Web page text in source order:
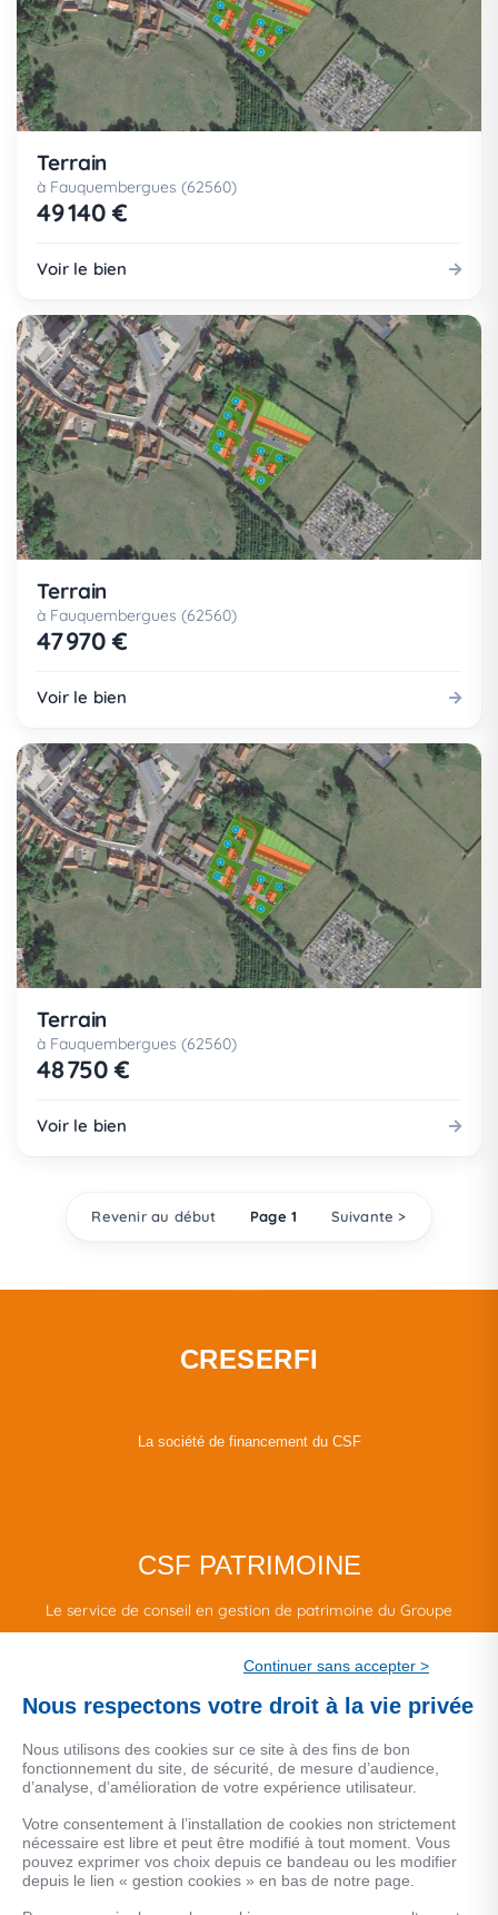
Terrain
à Fauquembergues (62560)
49 140 €
Voir le bien
Terrain
à Fauquembergues (62560)
47 970 €
Voir le bien
Terrain
à Fauquembergues (62560)
48 750 €
Voir le bien
Revenir au début Page 1 Suivante >
CRESERFI
La société de financement du CSF
CSF PATRIMOINE
Le service de conseil en gestion de patrimoine du Groupe
MENTIONS LEGALES
Données personnelles
Continuer sans accepter >
Nous respectons votre droit à la vie privée
Nous utilisons des cookies sur ce site à des fins de bon
fonctionnement du site, de sécurité, de mesure d’audience,
d’analyse, d’amélioration de votre expérience utilisateur.
Votre consentement à l’installation de cookies non strictement
nécessaire est libre et peut être modifié à tout moment. Vous
pouvez exprimer vos choix depuis ce bandeau ou les modifier
depuis le lien « gestion cookies » en bas de notre page.